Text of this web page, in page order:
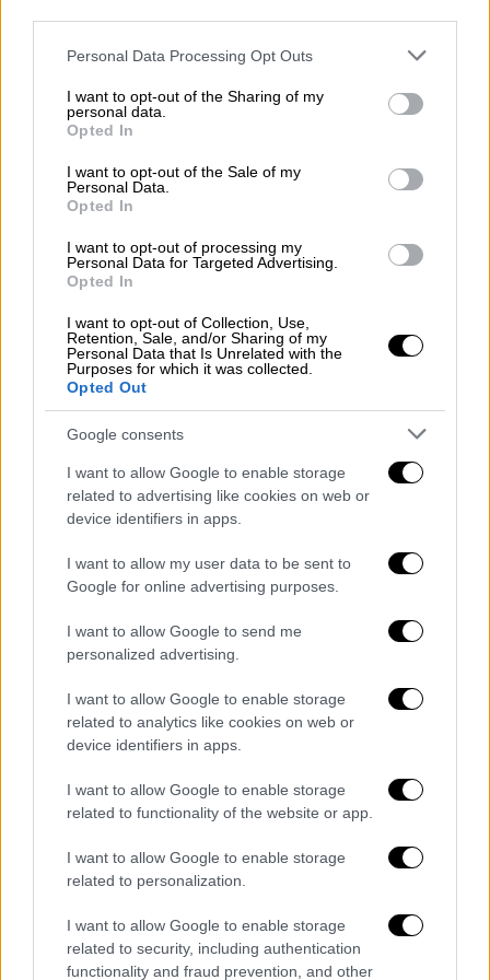
Please note that this website/app uses one or more Google
not limited to your visit or usage behaviour. You may click to
grant or deny consent to Google and its third-party tags to
use your data for below specified purposes in below Google
consent section.
Personal Data Processing Opt Outs
I want to opt-out of the Sharing of my
personal data.
Opted In
I want to opt-out of the Sale of my
Personal Data.
Opted In
I want to opt-out of processing my
Personal Data for Targeted Advertising.
Opted In
I want to opt-out of Collection, Use,
Retention, Sale, and/or Sharing of my
Personal Data that Is Unrelated with the
Purposes for which it was collected.
Opted Out
Google consents
I want to allow Google to enable storage
related to advertising like cookies on web or
device identifiers in apps.
I want to allow my user data to be sent to
Google for online advertising purposes.
I want to allow Google to send me
personalized advertising.
I want to allow Google to enable storage
related to analytics like cookies on web or
device identifiers in apps.
I want to allow Google to enable storage
related to functionality of the website or app.
I want to allow Google to enable storage
related to personalization.
I want to allow Google to enable storage
related to security, including authentication
functionality and fraud prevention, and other
https://twitter.com/lonewlf4969/status/18562
14075103162631
Ύποπτος 62 ετών, που παρουσιάζεται ως ο
οδηγός του αυτοκινήτου που χτύπησε τους
πεζούς, έχει προσαχθεί και ανακρίνεται,
καθώς παραμένει σε εξέλιξη η έρευνα που
διενεργείται, πάντα σύμφωνα με την
αστυνομία.
Βίντεο την αυθεντικότητα του οποίου λέει
πως επαλήθευσε το πρακτορείο ειδήσεων
Ρόιτερς εικονίζει τουλάχιστον είκοσι
ανθρώπους πεσμένους στο οδόστρωμα, ενώ
ακούγεται η κραυγή «τρομοκράτη!» καθώς
ασθενοφόρα καταφθάνουν για να
παραλάβουν τραυματίες.
Στην Τζουχάι ανοίγει σήμερα τις πύλες της η
που παρουσιάζει τις σημαντικότερες
προόδους —σε πολιτικό και σε στρατιωτικό
επίπεδο— στον τομέα.
Στον κινεζικό ιστότοπο
δικτύωσης Weibo, που συχνά χαρακτηρίζεται
η κινεζική εκδοχή του X (του πρώην Twitter),
οι λογοκριτές ήταν προφανές πως
κινητοποιήθηκαν και διέγραφαν αναρτήσεις
με φωτογραφίες ή βίντεο από τον τόπο του
συμβάντος. Η μοναδική φωτογραφία που
μοιάζει να επιτρέπεται να αναμεταδοθεί
είναι αυτή που συμπεριλήφθηκε στην
ανακοίνωση της αστυνομίας.
https://twitter.com/ChainedSoul22/status/185